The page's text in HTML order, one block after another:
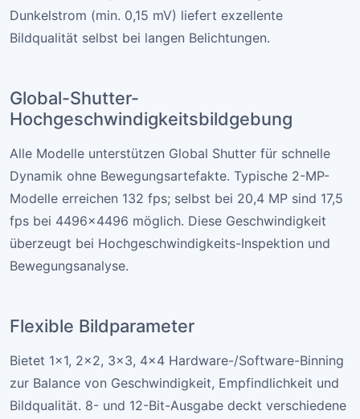
Dunkelstrom (min. 0,15 mV) liefert exzellente
Bildqualität selbst bei langen Belichtungen.
Global-Shutter-
Hochgeschwindigkeitsbildgebung
Alle Modelle unterstützen Global Shutter für schnelle
Dynamik ohne Bewegungsartefakte. Typische 2-MP-
Modelle erreichen 132 fps; selbst bei 20,4 MP sind 17,5
fps bei 4496×4496 möglich. Diese Geschwindigkeit
überzeugt bei Hochgeschwindigkeits-Inspektion und
Bewegungsanalyse.
Flexible Bildparameter
Bietet 1×1, 2×2, 3×3, 4×4 Hardware-/Software-Binning
zur Balance von Geschwindigkeit, Empfindlichkeit und
Bildqualität. 8- und 12-Bit-Ausgabe deckt verschiedene